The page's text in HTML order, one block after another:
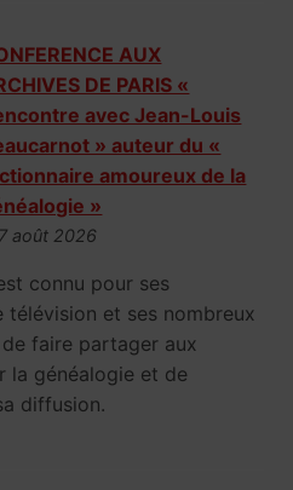
AUX
DE PARIS «
avec Jean-Louis
» auteur du «
amoureux de la
»
août 2026
connu pour ses
télévision et ses nombreux
faire partager aux
la généalogie et de
diffusion.